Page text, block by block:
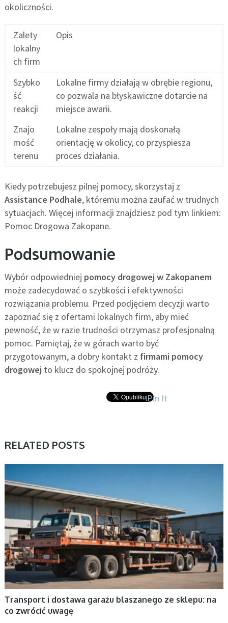
okoliczności.
Zalety
lokalny
ch firm
Opis
Szybko
ść
reakcji
Lokalne firmy działają w obrębie regionu,
co pozwala na błyskawiczne dotarcie na
miejsce awarii.
Znajo
mość
terenu
Lokalne zespoły mają doskonałą
orientację w okolicy, co przyspiesza
proces działania.
Kiedy potrzebujesz pilnej pomocy, skorzystaj z
Assistance Podhale, któremu można zaufać w trudnych
sytuacjach. Więcej informacji znajdziesz pod tym linkiem:
Pomoc Drogowa Zakopane.
Podsumowanie
Wybór odpowiedniej pomocy drogowej w Zakopanem
może zadecydować o szybkości i efektywności
rozwiązania problemu. Przed podjęciem decyzji warto
zapoznać się z ofertami lokalnych firm, aby mieć
pewność, że w razie trudności otrzymasz profesjonalną
pomoc. Pamiętaj, że w górach warto być
przygotowanym, a dobry kontakt z firmami pomocy
drogowej to klucz do spokojnej podróży.
Pin It
RELATED POSTS
Transport i dostawa garażu blaszanego ze sklepu: na
co zwrócić uwagę